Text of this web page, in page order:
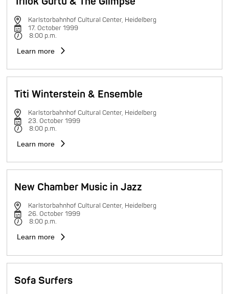
Karlstorbahnhof Cultural Center, Heidelberg
17. October 1999
8:00 p.m.
Learn more
Titi Winterstein & Ensemble
Karlstorbahnhof Cultural Center, Heidelberg
23. October 1999
8:00 p.m.
Learn more
New Chamber Music in Jazz
Karlstorbahnhof Cultural Center, Heidelberg
26. October 1999
8:00 p.m.
Learn more
Sofa Surfers